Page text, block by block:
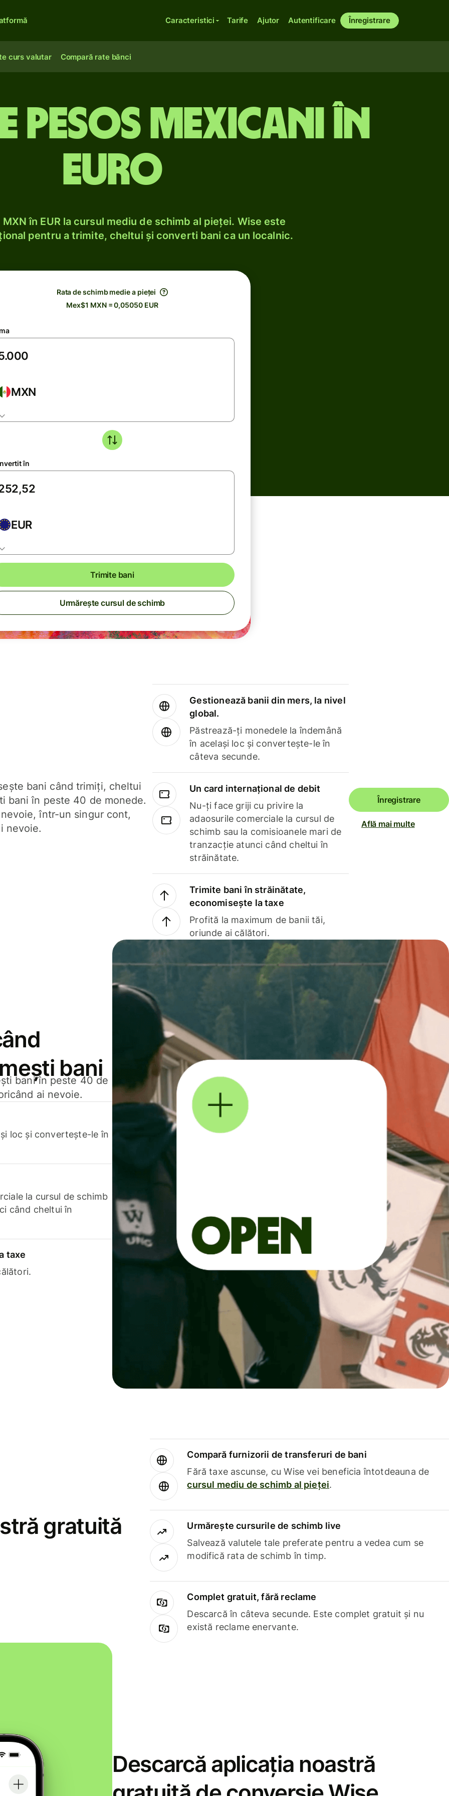
Caracteristici Tarife Ajutor Autentificare Înregistrare
curs valutar Compară rate bănci
pesos mexicani în
euro
în EUR la cursul mediu de schimb al pieței. Wise este
pentru a trimite, cheltui și converti bani ca un localnic.
Rata de schimb medie a pieței
Mex$1 MXN = 0,05050 EUR
MXN
în
EUR
Trimite bani
Urmărește cursul de schimb
bani când trimiți, cheltui
bani în peste 40 de monede.
într-un singur cont,
nevoie.
Gestionează banii din mers, la nivel
global.
Păstrează-ți monedele la îndemână
în același loc și convertește-le în
câteva secunde.
Un card internațional de debit
Nu-ți face griji cu privire la
adaosurile comerciale la cursul de
schimb sau la comisioanele mari de
tranzacție atunci când cheltui în
străinătate.
Trimite bani în străinătate,
economisește la taxe
Profită la maximum de banii tăi,
oriunde ai călători.
Înregistrare
Află mai multe
bani
bani în peste 40 de
ai nevoie.
loc și convertește-le în
la cursul de schimb
când cheltui în
taxe
gratuită
Compară furnizorii de transferuri de bani
Fără taxe ascunse, cu Wise vei beneficia întotdeauna de
cursul mediu de schimb al pieței.
Urmărește cursurile de schimb live
Salvează valutele tale preferate pentru a vedea cum se
modifică rata de schimb în timp.
Complet gratuit, fără reclame
Descarcă în câteva secunde. Este complet gratuit și nu
există reclame enervante.
Descarcă aplicația noastră